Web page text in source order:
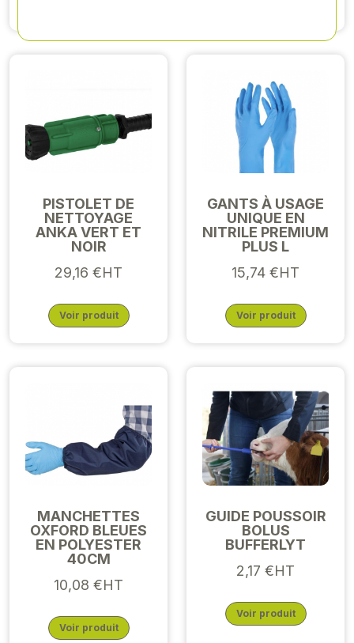
PISTOLET DE
NETTOYAGE
ANKA VERT ET
NOIR
29,16 €HT
Voir produit
GANTS À USAGE
UNIQUE EN
NITRILE PREMIUM
PLUS L
15,74 €HT
Voir produit
MANCHETTES
OXFORD BLEUES
EN POLYESTER
40CM
10,08 €HT
Voir produit
GUIDE POUSSOIR
BOLUS
BUFFERLYT
2,17 €HT
Voir produit